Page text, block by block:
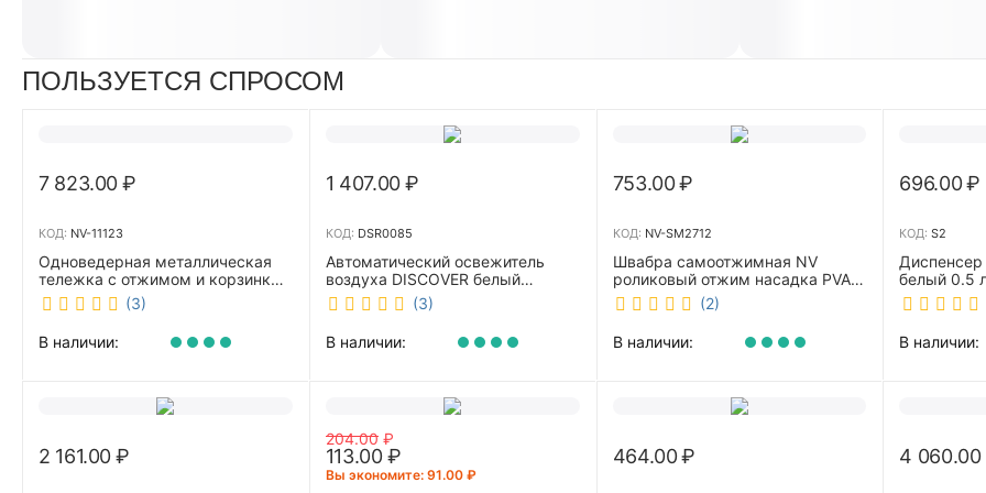
ПОЛЬЗУЕТСЯ СПРОСОМ
7 823.00₽
КОД: NV-11123
Одноведерная металлическая
тележка с отжимом и корзинкой
под химию NV 23 л NV-11123
(3)
В наличии:
1 407.00₽
КОД: DSR0085
Автоматический освежитель
воздуха DISCOVER белый
DSR0085
(3)
В наличии:
753.00₽
КОД: NV-SM2712
Швабра самоотжимная NV
роликовый отжим насадка PVA
27 см телескопическая рукоятка
70-125 см NV-SM2712
(2)
В наличии:
696.00₽
КОД: S2
белый 0.5
В наличии:
2 161.00₽
204.00 ₽
113.00 ₽
Вы экономите: 91.00 ₽
464.00₽ 4 060.00